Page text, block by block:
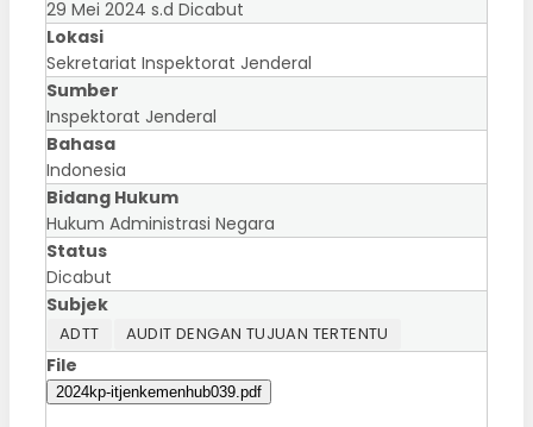
29 Mei 2024 s.d Dicabut
Lokasi
Sekretariat Inspektorat Jenderal
Sumber
Inspektorat Jenderal
Bahasa
Indonesia
Bidang Hukum
Hukum Administrasi Negara
Status
Dicabut
Subjek
ADTT AUDIT DENGAN TUJUAN TERTENTU
File
2024kp-itjenkemenhub039.pdf